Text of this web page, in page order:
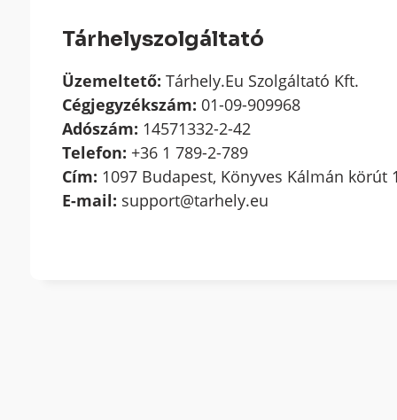
Tárhelyszolgáltató
Üzemeltető: Tárhely.Eu Szolgáltató Kft.
Cégjegyzékszám: 01-09-909968
Adószám: 14571332-2-42
Telefon: +36 1 789-2-789
Cím: 1097 Budapest, Könyves Kálmán körút
E-mail: support@tarhely.eu